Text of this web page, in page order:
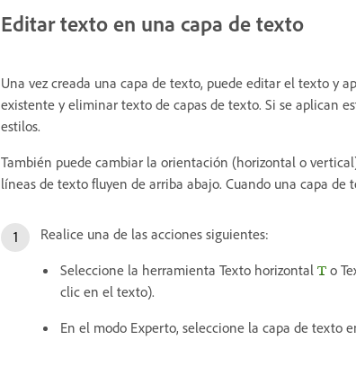
Editar texto en una capa de texto
Una vez creada una capa de texto, puede editar el texto y
existente y eliminar texto de capas de texto. Si se aplican
estilos.
También puede cambiar la orientación (horizontal o
líneas de texto fluyen de arriba abajo. Cuando una capa
Realice una de las acciones siguientes:
Seleccione la herramienta Texto horizontal
o
clic en el texto).
En el modo Experto, seleccione la capa de texto